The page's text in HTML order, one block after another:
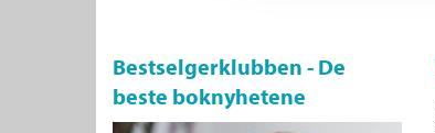
Bestselgerklubben - De
beste boknyhetene